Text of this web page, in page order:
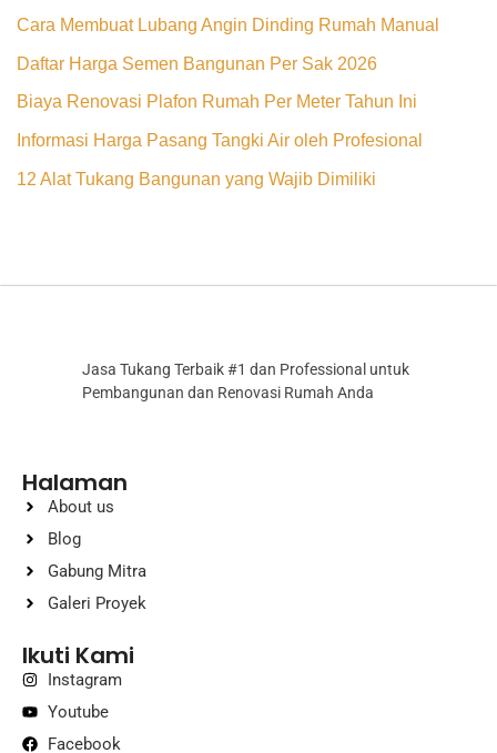
Cara Membuat Lubang Angin Dinding Rumah Manual
Daftar Harga Semen Bangunan Per Sak 2026
Biaya Renovasi Plafon Rumah Per Meter Tahun Ini
Informasi Harga Pasang Tangki Air oleh Profesional
12 Alat Tukang Bangunan yang Wajib Dimiliki
Jasa Tukang Terbaik #1 dan Professional untuk
Pembangunan dan Renovasi Rumah Anda
Halaman
About us
Blog
Gabung Mitra
Galeri Proyek
Ikuti Kami
Instagram
Youtube
Facebook